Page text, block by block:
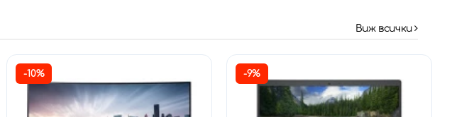
Виж всички
-10% -9%